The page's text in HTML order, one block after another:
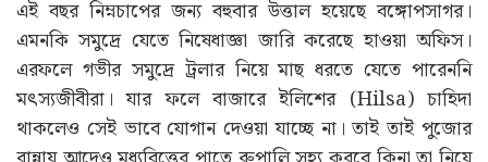
এই বছর নিম্নচাপের জন্য বহুবার উত্তাল হয়েছে বঙ্গোপসাগর।
এমনকি সমুদ্রে যেতে নিষেধাজ্ঞা জারি করেছে হাওয়া অফিস।
এরফলে গভীর সমুদ্রে ট্রলার নিয়ে মাছ ধরতে যেতে পারেননি
মৎস্যজীবীরা। যার ফলে বাজারে ইলিশের (Hilsa) চাহিদা
থাকলেও সেই ভাবে যোগান দেওয়া যাচ্ছে না। তাই তাই পুজোর